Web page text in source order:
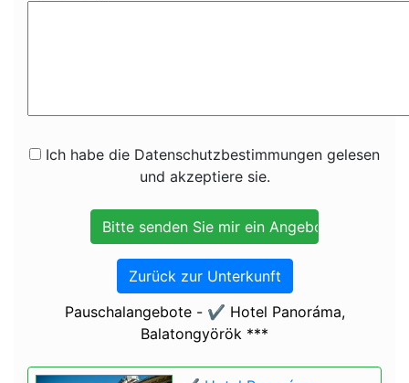
Ich habe die Datenschutzbestimmungen gelesen
und akzeptiere sie.
Zurück zur Unterkunft
Pauschalangebote - ✔️ Hotel Panoráma,
Balatongyörök ***